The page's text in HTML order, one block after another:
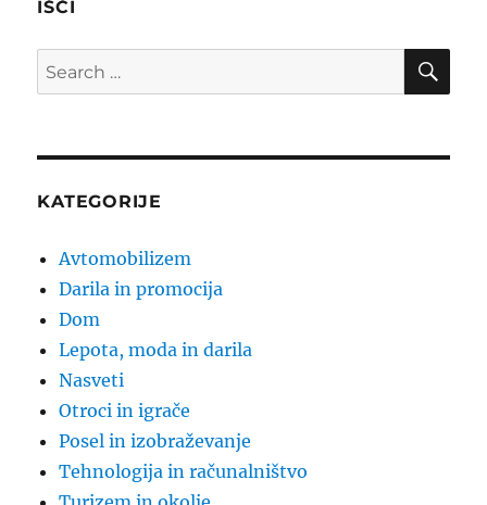
IŠČI
Search
for:
KATEGORIJE
Avtomobilizem
Darila in promocija
Dom
Lepota, moda in darila
Nasveti
Otroci in igrače
Posel in izobraževanje
Tehnologija in računalništvo